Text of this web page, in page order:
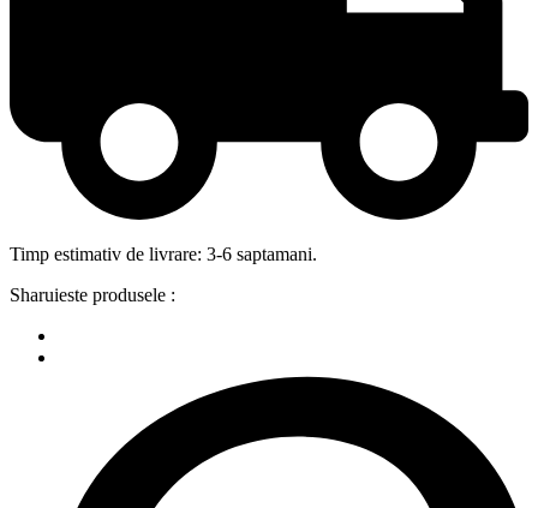
Timp estimativ de livrare: 3-6 saptamani.
Sharuieste produsele :